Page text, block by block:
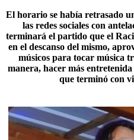
El horario se había retrasado
las redes sociales con
terminará el partido que el
en el descanso del mismo,
músicos para tocar música
manera, hacer más
que terminó con